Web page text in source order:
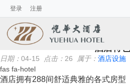
登录 注册
会议及活动
暂无信息
酒店特色
日期： 04-15 点击： 26 属于： 酒店设施
fas fa-hotel
酒店拥有288间舒适典雅的各式房型